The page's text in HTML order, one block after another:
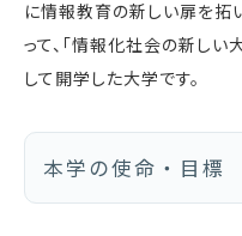
に情報教育の新しい扉を拓
って、「情報化社会の新し
して開学した大学です。
本学の使命・目標